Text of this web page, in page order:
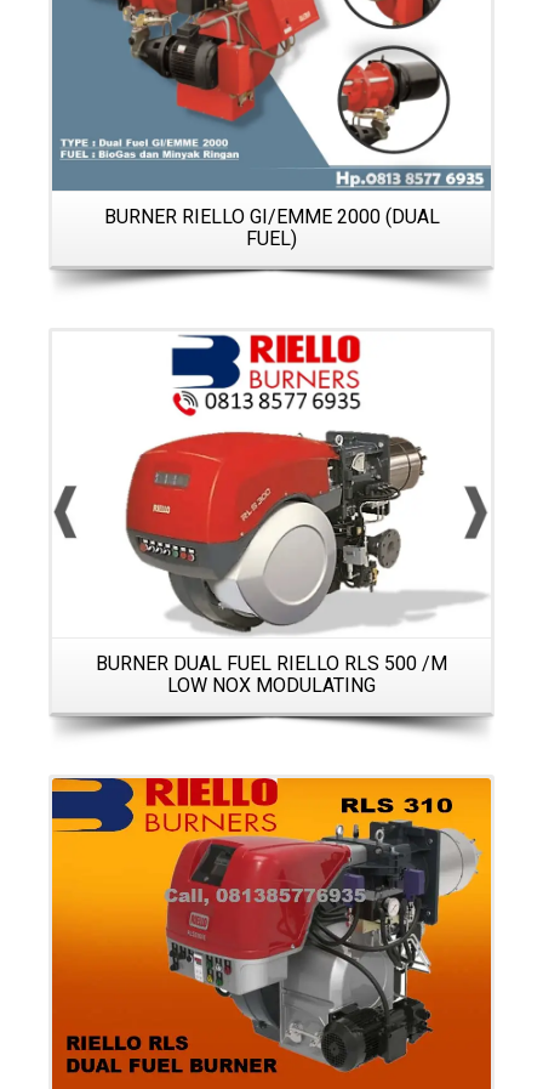
BURNER RIELLO GI/EMME 2000 (DUAL
FUEL)
Details
BURNER DUAL FUEL RIELLO RLS 500 /M
LOW NOX MODULATING
Details